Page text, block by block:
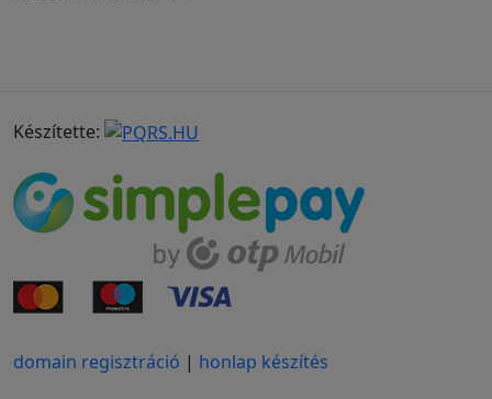
Készítette:
domain regisztráció | honlap készítés